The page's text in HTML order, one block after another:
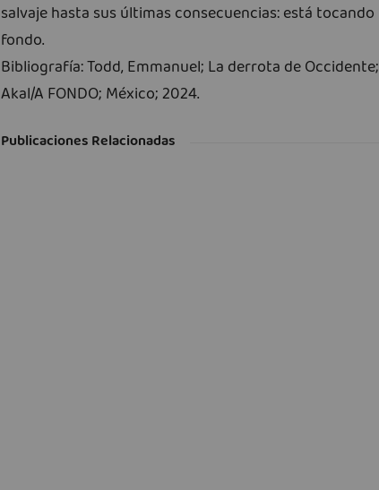
salvaje hasta sus últimas consecuencias: está tocando
fondo.
Bibliografía: Todd, Emmanuel; La derrota de Occidente;
Akal/A FONDO; México; 2024.
Publicaciones Relacionadas